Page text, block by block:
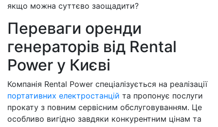
якщо можна суттєво заощадити?
Переваги оренди
генераторів від Rental
Power у Києві
Компанія Rental Power спеціалізується на реалізації
портативних електростанцій та пропонує послуги
прокату з повним сервісним обслуговуванням. Це
особливо вигідно завдяки конкурентним цінам та